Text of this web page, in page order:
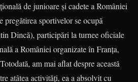
de junioare şi cadete a României
pregătirea sportivelor se ocupă
Dincă), participări la turnee oficiale
a României organizate în Franţa,
am mai aflat despre această
atâtea activităţi, ea a absolvit cu